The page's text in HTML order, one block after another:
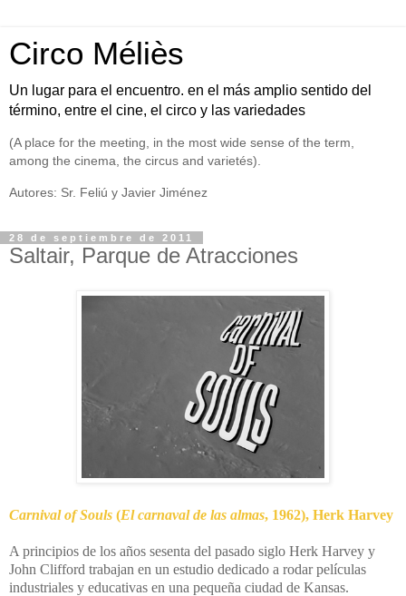
Circo Méliès
Un lugar para el encuentro. en el más amplio sentido del
término, entre el cine, el circo y las variedades
(A place for the meeting, in the most wide sense of the term,
among the cinema, the circus and varietés).
Autores: Sr. Feliú y Javier Jiménez
28 de septiembre de 2011
Saltair, Parque de Atracciones
Carnival of Souls (El carnaval de las almas, 1962), Herk Harvey
A principios de los años sesenta del pasado siglo Herk Harvey y
John Clifford trabajan en un estudio dedicado a rodar películas
industriales y educativas en una pequeña ciudad de Kansas.